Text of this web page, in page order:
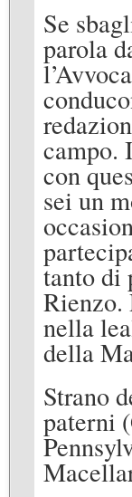
Se
parola
campo.
con
sei un
tanto di
Rienzo.
nella
della
Strano
paterni